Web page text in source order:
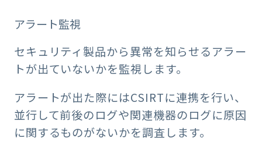
アラート監視
セキュリティ製品から異常を知らせるアラー
トが出ていないかを監視します。
アラートが出た際にはCSIRTに連携を行い、
並行して前後のログや関連機器のログに原因
に関するものがないかを調査します。